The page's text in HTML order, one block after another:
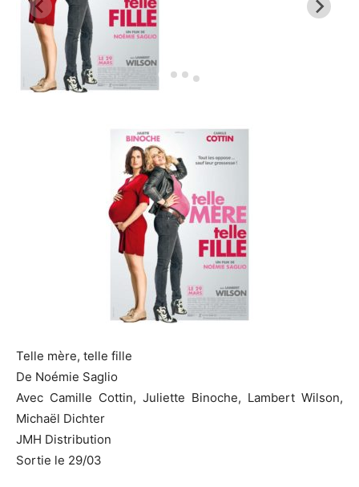
Telle mère, telle fille
De Noémie Saglio
Avec Camille Cottin, Juliette Binoche, Lambert Wilson,
Michaël Dichter
JMH Distribution
Sortie le 29/03